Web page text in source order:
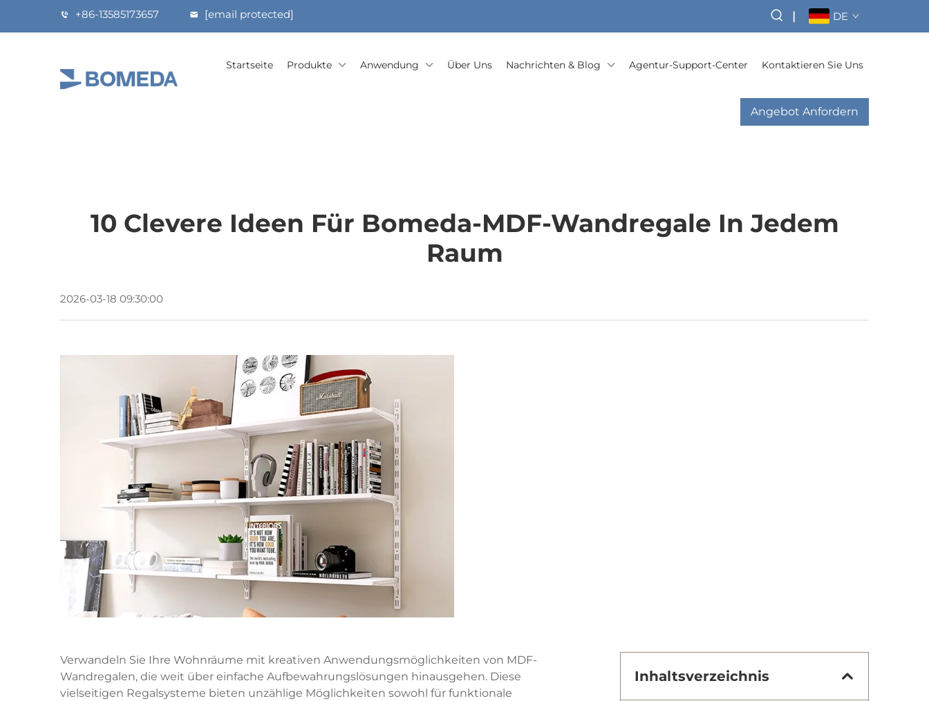
+86-13585173657 [email protected] | DE
Startseite Produkte Anwendung Über Uns Nachrichten & Blog Agentur-Support-Center Kontaktieren Sie Uns
Angebot Anfordern
10 Clevere Ideen Für Bomeda-MDF-Wandregale In Jedem
Raum
2026-03-18 09:30:00
Verwandeln Sie Ihre Wohnräume mit kreativen Anwendungsmöglichkeiten von MDF-
Wandregalen, die weit über einfache Aufbewahrungslösungen hinausgehen. Diese
vielseitigen Regalsysteme bieten unzählige Möglichkeiten sowohl für funktionale
Inhaltsverzeichnis